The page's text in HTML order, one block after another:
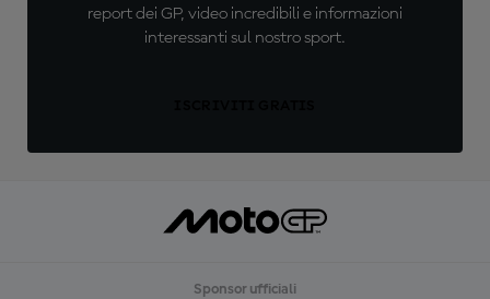
report dei GP, video incredibili e informazioni
interessanti sul nostro sport.
Sponsor ufficiali